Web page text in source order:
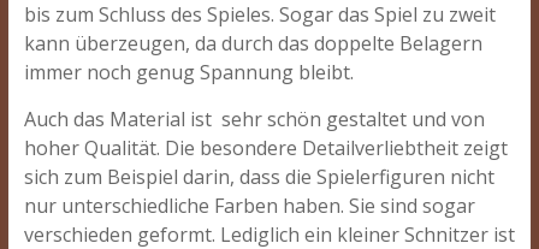
bis zum Schluss des Spieles. Sogar das Spiel zu zweit
kann überzeugen, da durch das doppelte Belagern
immer noch genug Spannung bleibt.
Auch das Material ist sehr schön gestaltet und von
hoher Qualität. Die besondere Detailverliebtheit zeigt
sich zum Beispiel darin, dass die Spielerfiguren nicht
nur unterschiedliche Farben haben. Sie sind sogar
verschieden geformt. Lediglich ein kleiner Schnitzer ist